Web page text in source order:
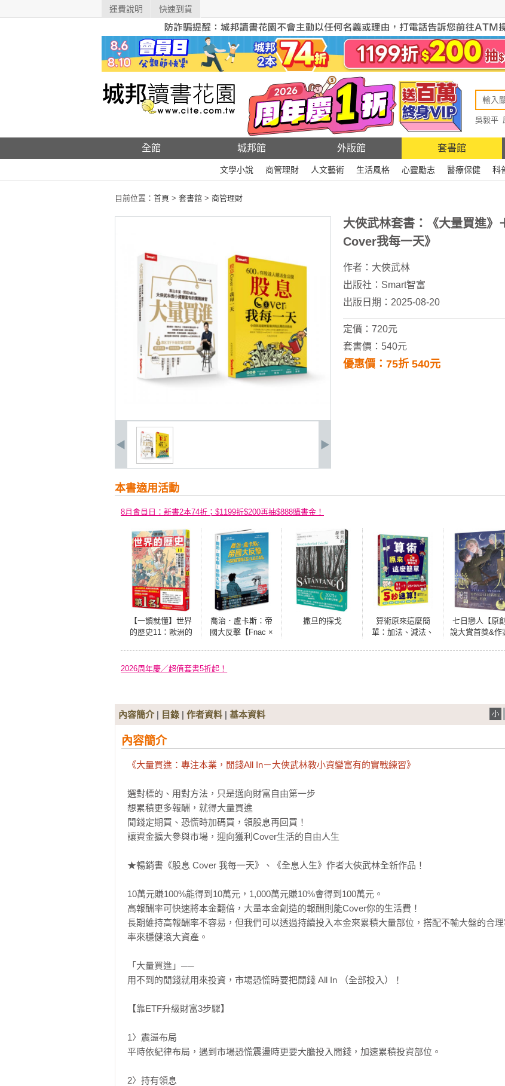
運費說明 快速到貨
吳毅平
全館 城邦館 外版館 套書館
文學小說 商管理財 人文藝術 生活風格 心靈勵志 醫療保健 科
目前位置： 首頁 > 套書館 > 商管理財
大俠武林套書：《大量買進》
Cover我每一天》
作者： 大俠武林
出版社： Smart智富
出版日期：2025-08-20
定價：720元
套書價：540元
優惠價：75折 540元
本書適用活動
8月會員日：新書2本74折；$1199折$200再抽$888購書金！
【一讀就懂】世界
的歷史11：歐洲的
一八六○年）
喬治．盧卡斯：帝
國大反擊【Fnac ×
撒旦的探戈
算術原來這麼簡
單：加法、減法、
七日戀人【原
說大賞首獎&作
2026周年慶／超值套書5折起！
內容簡介| 目錄 | 作者資料 | 基本資料
內容簡介
《大量買進：專注本業，閒錢All In－大俠武林教小資變富有的實戰練習》
選對標的、用對方法，只是邁向財富自由第一步
想累積更多報酬，就得大量買進
閒錢定期買、恐慌時加碼買，領股息再回買！
讓資金擴大參與市場，迎向獲利Cover生活的自由人生
★暢銷書《股息 Cover 我每一天》、《全息人生》作者大俠武林全新作品！
10萬元賺100%能得到10萬元，1,000萬元賺10%會得到100萬元。
高報酬率可快速將本金翻倍，大量本金創造的報酬則能Cover你的生活費！
長期維持高報酬率不容易，但我們可以透過持續投入本金來累積大量部位，搭配不輸大盤的合理
率來穩健滾大資產。
「大量買進」──
用不到的閒錢就用來投資，市場恐慌時要把閒錢 All In （全部投入）！
【靠ETF升級財富3步驟】
1〉震盪布局
平時依紀律布局，遇到市場恐慌震盪時更要大膽投入閒錢，加速累積投資部位。
2〉持有領息